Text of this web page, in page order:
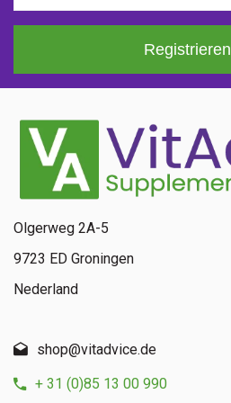
Registrieren
Olgerweg 2A-5
9723 ED Groningen
Nederland
shop@vitadvice.de
+ 31 (0)85 13 00 990